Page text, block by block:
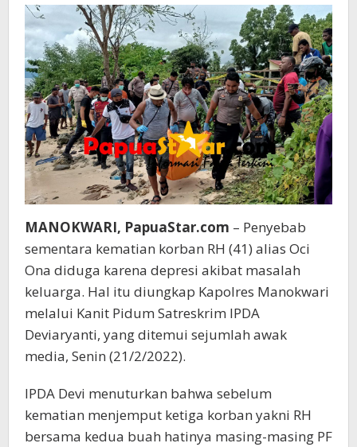
MANOKWARI, PapuaStar.com – Penyebab
sementara kematian korban RH (41) alias Oci
Ona diduga karena depresi akibat masalah
keluarga. Hal itu diungkap Kapolres Manokwari
melalui Kanit Pidum Satreskrim IPDA
Deviaryanti, yang ditemui sejumlah awak
media, Senin (21/2/2022).
IPDA Devi menuturkan bahwa sebelum
kematian menjemput ketiga korban yakni RH
bersama kedua buah hatinya masing-masing PF